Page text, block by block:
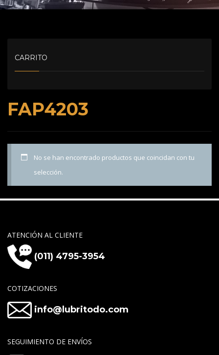
FAP4203
No se han encontrado productos que coincidan con tu
selección.
CARRITO
ATENCIÓN AL CLIENTE
(011) 4795-3954
COTIZACIONES
info@lubritodo.com
SEGUIMIENTO DE ENVÍOS